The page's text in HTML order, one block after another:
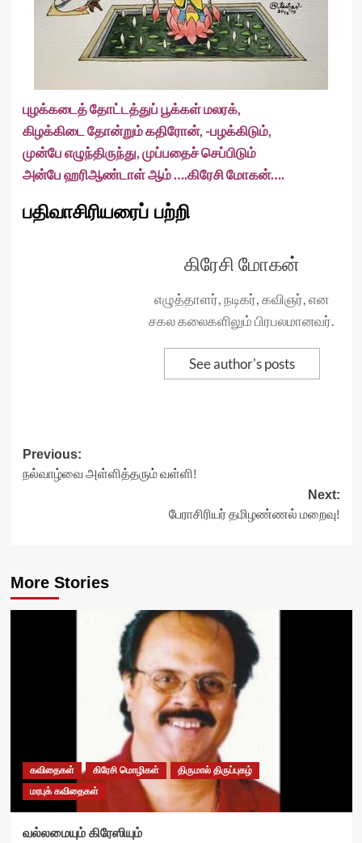
புழக்கடைத் தோட்டத்துப் பூக்கள் மலரக்,
கிழக்கிடை தோன்றும் கதிரோன், -பழக்கிடும்,
முன்பே எழுந்திருந்து, முப்பதைச் செப்பிடும்
அன்பே ஹரிஆண்டாள் ஆம் ….கிரேசி மோகன்….
பதிவாசிரியரைப் பற்றி
கிரேசி மோகன்
எழுத்தாளர், நடிகர், கவிஞர், என
சகல கலைகளிலும் பிரபலமானவர்.
See author's posts
Post
navigation
Previous:
நல்வாழ்வை அள்ளித்தரும் வள்ளி!
Next:
பேராசிரியர் தமிழண்ணல் மறைவு!
More Stories
கவிதைகள் கிரேசி மொழிகள்
திருமால் திருப்புகழ்
மரபுக் கவிதைகள்
வல்லமையும் கிரேஸியும்